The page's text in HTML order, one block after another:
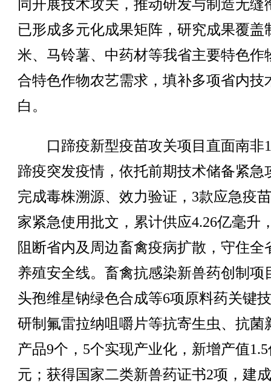
同开展技术攻关，推动研发与制造无缝
已形成多元化成果矩阵，研究成果覆盖
米、马铃薯、中药材等我省主要特色作
合特色作物农艺需求，填补多项省内技
白。
口蹄疫新型疫苗攻关项目直面南非
蹄疫突发疫情，依托前期技术储备紧急
完成毒株溯源、效力验证，3款应急疫
家紧急使用批文，累计供应4.26亿毫升
阻断省内及周边畜禽疫病扩散，守住全
养殖安全线。畜禽抗感染新兽药创制项
头孢维星钠绿色合成等6项原料药关键
研制氟雷拉纳咀嚼片等抗寄生虫、抗菌
产品9个，5个实现产业化，新增产值
元；获得国家二类新兽药证书2项，建